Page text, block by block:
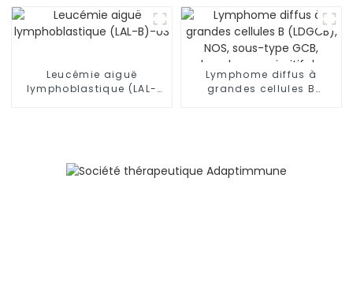
Leucémie aiguë
lymphoblastique (LAL-
Lymphome diffus à
grandes cellules B